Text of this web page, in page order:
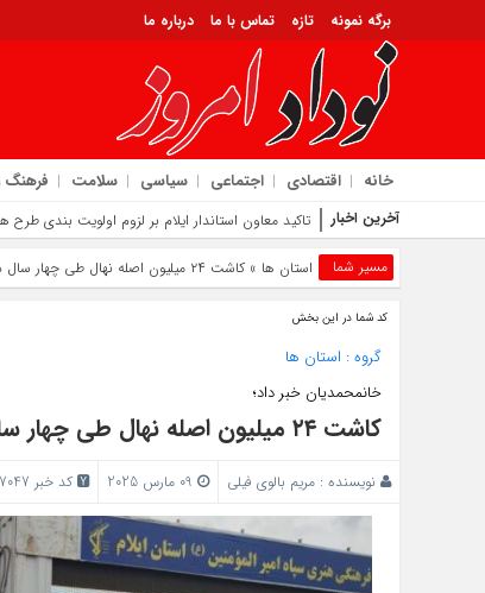
برگه نمونه تازه تماس با ما درباره ما
خانه اقتصادی اجتماعی سیاسی سلامت فرهنگ
آخرین اخبار تاکید معاون استاندار ایلام بر لزوم اولویت‌ بندی طرح‌
مسیر شما استان ها » کاشت ۲۴ میلیون اصله نهال طی چهار سال در ایلام
کد شما در این بخش
گروه : استان ها
خانمحمدیان خبر داد؛
کاشت ۲۴ میلیون اصله نهال طی چهار سال در ایلام
نویسنده : مریم بالوی فیلی کد خبر 27047